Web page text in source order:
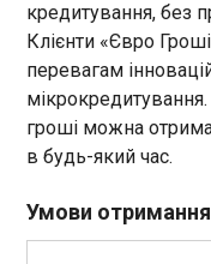
кредитування, без
Клієнти «Євро
перевагам
гроші можна
в будь-який час.
Умови